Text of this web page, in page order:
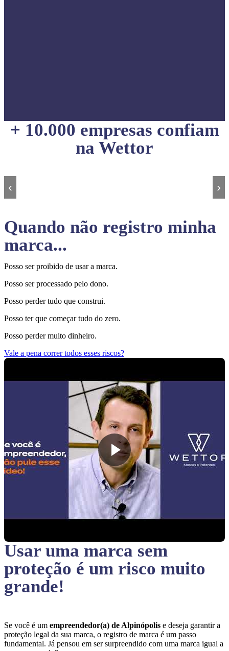
+ 10.000 empresas confiam
na Wettor
‹ ›
Quando não registro minha
marca...
Posso ser proibido de usar a marca.
Posso ser processado pelo dono.
Posso perder tudo que construi.
Posso ter que começar tudo do zero.
Posso perder muito dinheiro.
Vale a pena correr todos esses riscos?
Usar uma marca sem
proteção é um risco muito
grande!
Se você é um empreendedor(a) de Alpinópolis e deseja garantir a
proteção legal da sua marca, o registro de marca é um passo
fundamental. Já pensou em ser surpreendido com uma marca igual a